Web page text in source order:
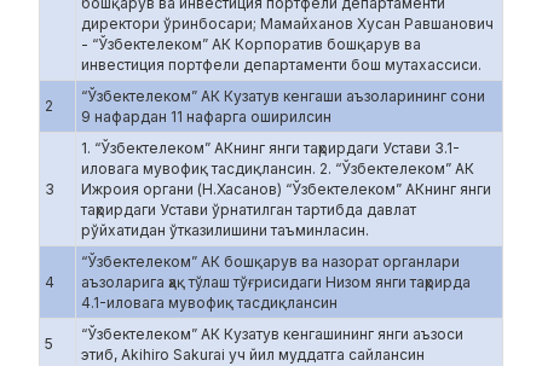
директори ўринбосари; Мамайханов Хусан Равшанович
- “Ўзбектелеком” АК Корпоратив бошқарув ва
инвестиция портфели департаменти бош мутахассиси.
2
“Ўзбектелеком” АК Кузатув кенгаши аъзоларининг сони
9 нафардан 11 нафарга оширилсин
3
1. “Ўзбектелеком” АКнинг янги таҳрирдаги Устави 3.1-
иловага мувофиқ тасдиқлансин. 2. “Ўзбектелеком” АК
Ижроия органи (Н.Хасанов) “Ўзбектелеком” АКнинг янги
таҳрирдаги Устави ўрнатилган тартибда давлат
рўйхатидан ўтказилишини таъминласин.
4
“Ўзбектелеком” АК бошқарув ва назорат органлари
аъзоларига ҳақ тўлаш тўғрисидаги Низом янги таҳрирда
4.1-иловага мувофиқ тасдиқлансин
5
“Ўзбектелеком” АК Кузатув кенгашининг янги аъзоси
этиб, Akihiro Sakurai уч йил муддатга сайлансин